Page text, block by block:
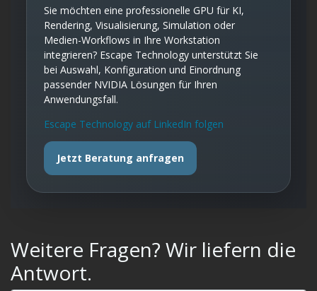
Sie möchten eine professionelle GPU für KI,
Rendering, Visualisierung, Simulation oder
Medien-Workflows in Ihre Workstation
integrieren? Escape Technology unterstützt Sie
bei Auswahl, Konfiguration und Einordnung
passender NVIDIA Lösungen für Ihren
Anwendungsfall.
Escape Technology auf LinkedIn folgen
Jetzt Beratung anfragen
Weitere Fragen? Wir liefern die
Antwort.